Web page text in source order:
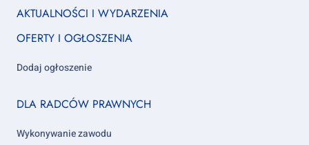
Footer
1
AKTUALNOŚCI I WYDARZENIA
OFERTY I OGŁOSZENIA
Dodaj ogłoszenie
Footer
2
DLA RADCÓW PRAWNYCH
Wykonywanie zawodu